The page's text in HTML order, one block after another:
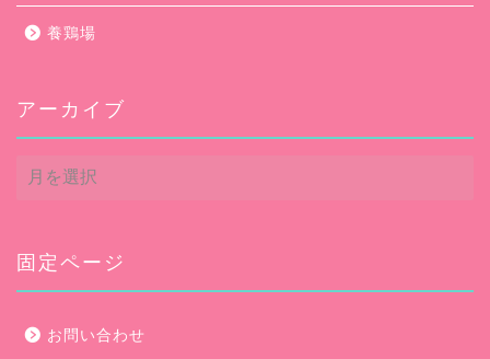
養鶏場
アーカイブ
ア
ー
ブ
固定ページ
お問い合わせ